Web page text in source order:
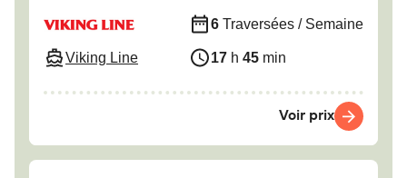
Viking Line
6 Traversées / Semaine
17 h 45 min
Voir prix